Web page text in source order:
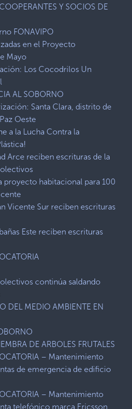
Y SOCIOS DE
FONAVIPO
en el Proyecto
Mayo
Los Cocodrilos Un
AL SOBORNO
Santa Clara, distrito de
Oeste
a la Lucha Contra la
Arce reciben escrituras de la
proyecto habitacional para 100
Vicente Sur reciben escrituras
Este reciben escrituras
continúa saldando
DEL MEDIO AMBIENTE EN
DE ARBOLES FRUTALES
– Mantenimiento
de emergencia de edificio
– Mantenimiento
telefónico marca Ericsson